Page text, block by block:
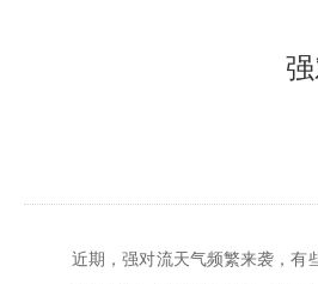
近期，强对流天气频繁来袭，有